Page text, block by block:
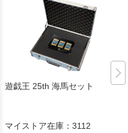
遊戯王 25th 海馬セット
マイストア在庫： 3112